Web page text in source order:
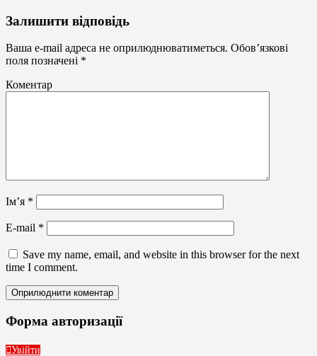
Каталоги,
Залишити відповідь
Ваша e-mail адреса не оприлюднюватиметься. Обов’язкові
поля позначені *
Коментар
Ім’я *
E-mail *
Save my name, email, and website in this browser for the next
time I comment.
Форма авторизації
Увійти